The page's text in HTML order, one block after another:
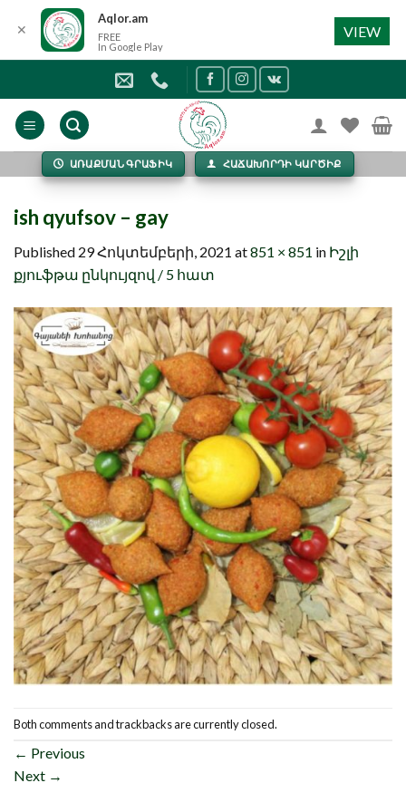
content
ԱՌԱՔՄԱՆ ԳՐԱՖԻԿ ՀԱՃԱԽՈՐԴԻ ԿԱՐԾԻՔ
ish qyufsov – gay
Published 29 Հոկտեմբերի, 2021 at851 × 851 in Իշլի
քյուֆթա ընկույզով / 5 հատ
Both comments and trackbacks are currently closed.
← Previous
Next →
✕
Aqlor.am
FREE
In Google Play
VIEW